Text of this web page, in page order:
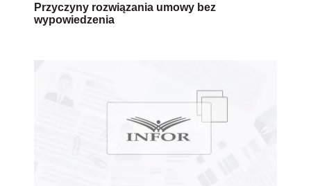
Przyczyny rozwiązania umowy bez
wypowiedzenia